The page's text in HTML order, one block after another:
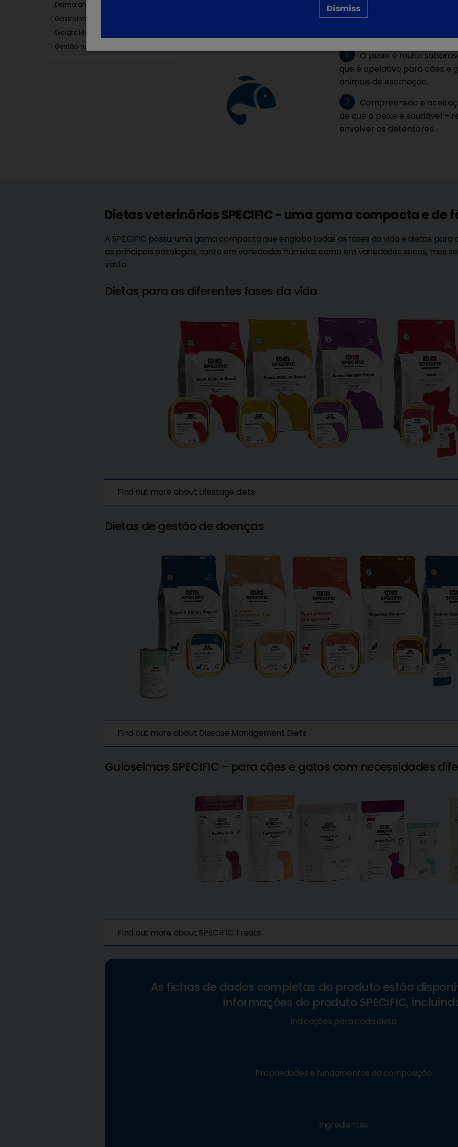
Derma and Allergy Diets
Gastrointestinal Diets
Weight Management App
Gestão nutricional da doença renal
e dos seus detentores, porque...
O peixe é muito
que é apelativo para cães e
animais de estimação.
Compreensão e
de que o peixe é saudável –
envolver os detentores.
Dietas veterinárias SPECIFIC - uma gama compacta e de
A SPECIFIC possui uma gama compacta que engloba todas as fases da vida e dietas
as principais patologias, tanto em variedades húmidas como em variedades secas, mas
vasta
Dietas para as diferentes fases da vida
Find out more about Lifestage diets
Dietas de gestão de doenças
Find out more about Disease Management Diets
Guloseimas SPECIFIC - para cães e gatos com necessidades
Find out more about SPECIFIC Treats
As fichas de dados completas do produto estão
informações do produto SPECIFIC,
Indicações para cada dieta
Propriedades e fundamentos da composição
Ingredientes
Dismiss